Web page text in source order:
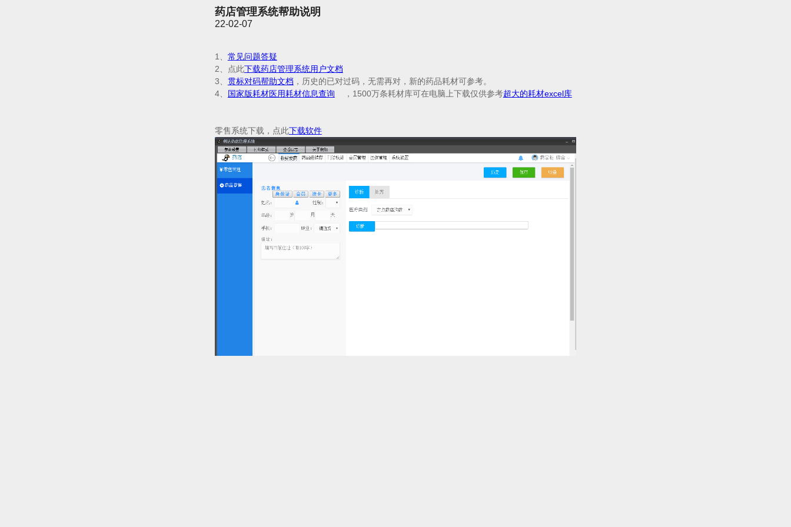
药店管理系统帮助说明
22-02-07
1、 常见问题答疑
2、点此下载药店管理系统用户文档
3、 贯标对码帮助文档 ，历史的已对过码，无需再对， 新的药品耗材可参考。
4、
国家版耗材医用耗材信息查询 ， 1 500万条耗材库可在电脑上下载仅供参考超大的耗材excel库
零售系统下载，点此下载软件